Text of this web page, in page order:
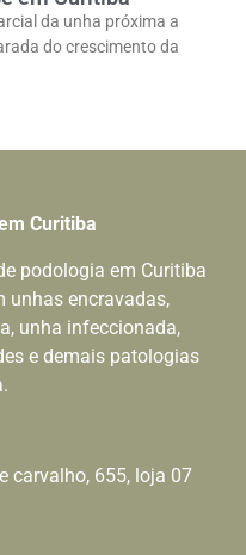
da unha próxima a
do crescimento da
Curitiba
podologia em Curitiba
unhas encravadas,
unha infeccionada,
e demais patologias
carvalho, 655, loja 07